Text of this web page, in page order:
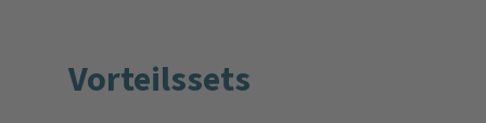
Vorteilssets